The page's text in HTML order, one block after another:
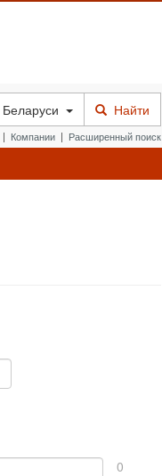
Беларуси Найти
| Компании | Расширенный поиск
0